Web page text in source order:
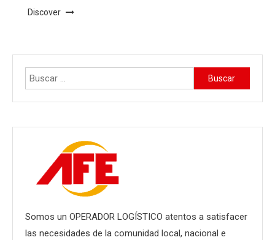
Discover
Buscar:
Somos un OPERADOR LOGÍSTICO atentos a satisfacer
las necesidades de la comunidad local, nacional e